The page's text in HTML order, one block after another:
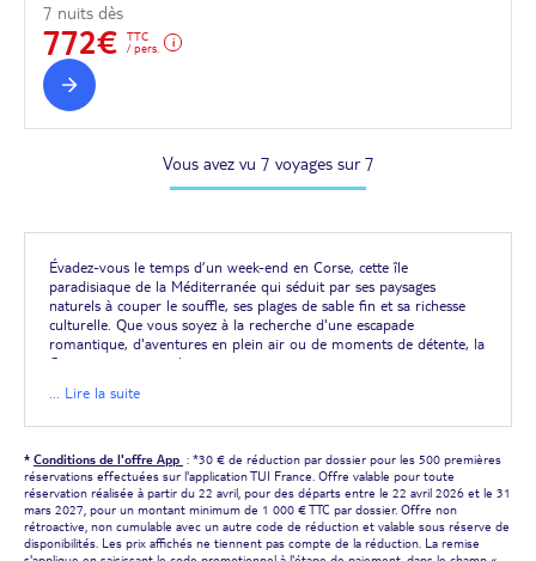
7 nuits dès
772€
TTC
/ pers.
Vous avez vu 7 voyages sur 7
Évadez-vous le temps d’un week-end en Corse, cette île
paradisiaque de la Méditerranée qui séduit par ses paysages
naturels à couper le souffle, ses plages de sable fin et sa richesse
culturelle. Que vous soyez à la recherche d'une escapade
romantique, d'aventures en plein air ou de moments de détente, la
Corse a tout pour plaire.
Pourquoi faire un week-end en Corse ?
Pour son climat idéal: La Corse bénéficie d'un climat
méditerranéen doux et ensoleillé, parfait pour profiter de ses
plages et de ses paysages tout au long de l'année. En été, les
températures sont chaudes sans être étouffantes, tandis que le
printemps et l'automne offrent des conditions idéales pour les
activités de plein air.
... Lire la suite
* Conditions de l'offre App : *30 € de réduction par dossier pour les 500 premières
réservations effectuées sur l'application TUI France. Offre valable pour toute
réservation réalisée à partir du 22 avril, pour des départs entre le 22 avril 2026 et le 31
mars 2027, pour un montant minimum de 1 000 € TTC par dossier. Offre non
rétroactive, non cumulable avec un autre code de réduction et valable sous réserve de
disponibilités. Les prix affichés ne tiennent pas compte de la réduction. La remise